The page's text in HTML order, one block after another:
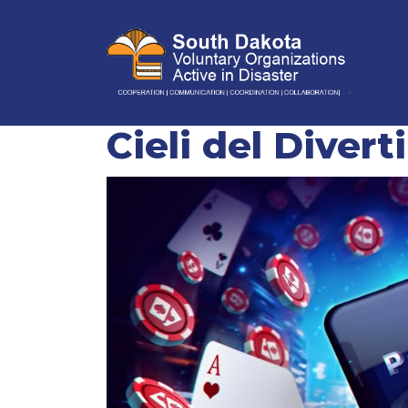
Red Baron: Il
Cieli del